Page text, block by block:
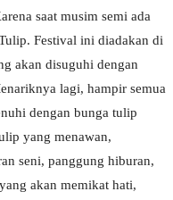
saat musim semi ada
Festival ini diadakan di
akan disuguhi dengan
lagi, hampir semua
dengan bunga tulip
yang menawan,
seni, panggung hiburan,
akan memikat hati,